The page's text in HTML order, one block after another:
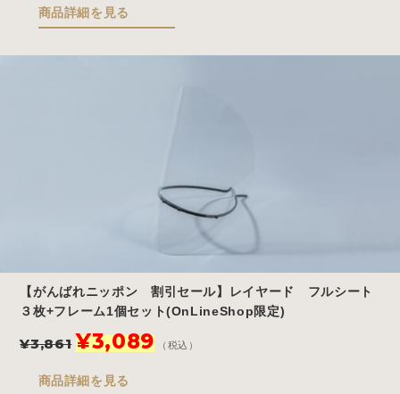
価
格
は
価
格
商品詳細を見る
【がんばれニッポン 割引セール】レイヤード フルシート
３枚+フレーム1個セット(OnLineShop限定)
¥3,861
元
の
価
¥3,089現
在
（税込）
商品詳細を見る